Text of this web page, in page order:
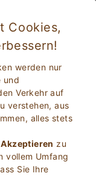
Cookies,
werden nur
und
Verkehr auf
verstehen, aus
alles stets
zu
vollem Umfang
Sie Ihre